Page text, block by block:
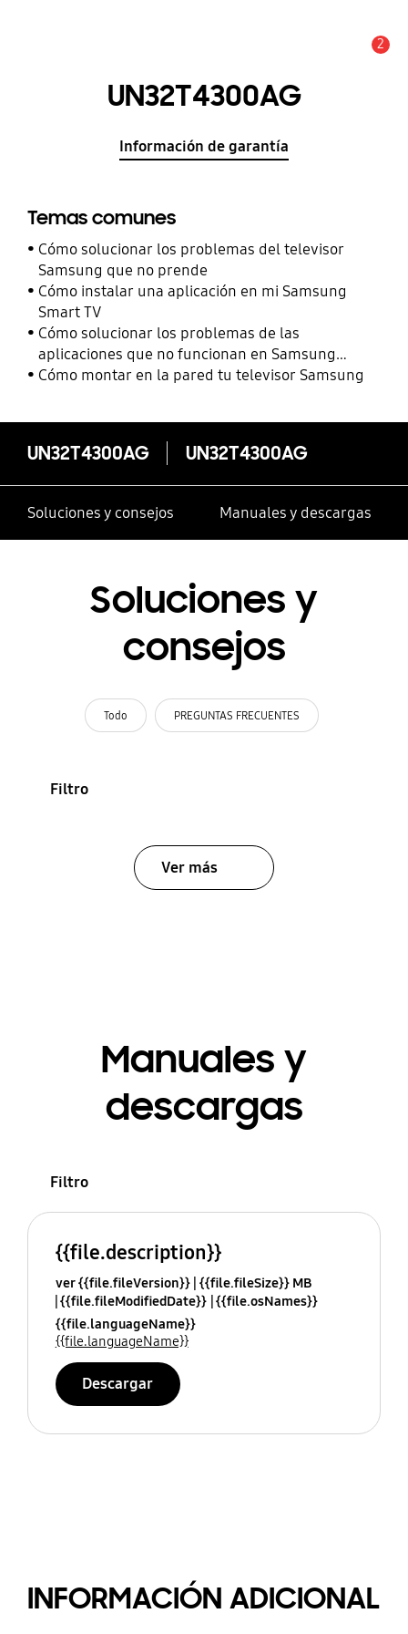
2
UN32T4300AG
Información de garantía
Temas comunes
Cómo solucionar los problemas del televisor
Samsung que no prende
Cómo instalar una aplicación en mi Samsung
Smart TV
Cómo solucionar los problemas de las
aplicaciones que no funcionan en Samsung
Smart TV
Cómo montar en la pared tu televisor Samsung
UN32T4300AG UN32T4300AG
Soluciones y consejos Manuales y descargas
Soluciones y
consejos
Todo PREGUNTAS FRECUENTES
Filtro
Ver más
Manuales y
descargas
Filtro
{{file.description}}
ver {{file.fileVersion}} {{file.fileSize}} MB
{{file.fileModifiedDate}} {{file.osNames}}
{{file.languageName}}
{{file.languageName}}
Descargar
INFORMACIÓN ADICIONAL